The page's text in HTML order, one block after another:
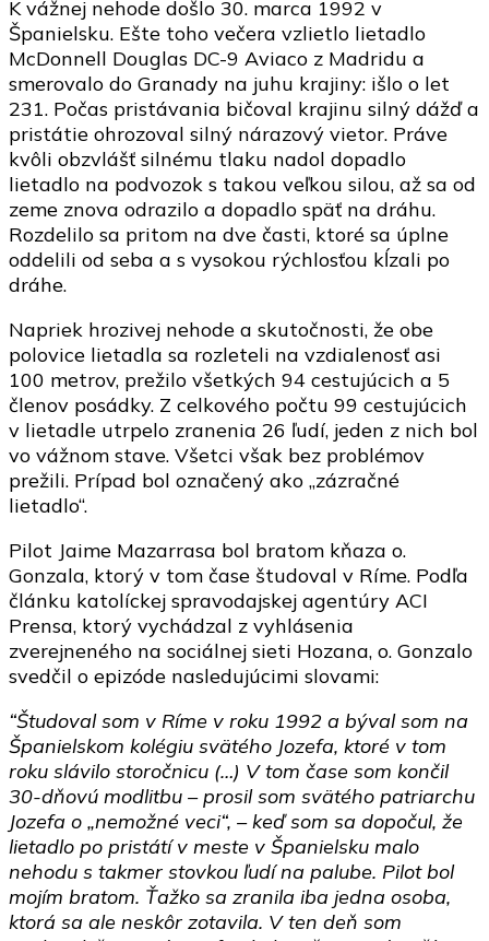
K vážnej nehode došlo 30. marca 1992 v
Španielsku. Ešte toho večera vzlietlo lietadlo
McDonnell Douglas DC-9 Aviaco z Madridu a
smerovalo do Granady na juhu krajiny: išlo o let
231. Počas pristávania bičoval krajinu silný dážď a
pristátie ohrozoval silný nárazový vietor. Práve
kvôli obzvlášť silnému tlaku nadol dopadlo
lietadlo na podvozok s takou veľkou silou, až sa od
zeme znova odrazilo a dopadlo späť na dráhu.
Rozdelilo sa pritom na dve časti, ktoré sa úplne
oddelili od seba a s vysokou rýchlosťou kĺzali po
dráhe.
Napriek hrozivej nehode a skutočnosti, že obe
polovice lietadla sa rozleteli na vzdialenosť asi
100 metrov, prežilo všetkých 94 cestujúcich a 5
členov posádky. Z celkového počtu 99 cestujúcich
v lietadle utrpelo zranenia 26 ľudí, jeden z nich bol
vo vážnom stave. Všetci však bez problémov
prežili. Prípad bol označený ako „zázračné
lietadlo“.
Pilot Jaime Mazarrasa bol bratom kňaza o.
Gonzala, ktorý v tom čase študoval v Ríme. Podľa
článku katolíckej spravodajskej agentúry ACI
Prensa, ktorý vychádzal z vyhlásenia
zverejneného na sociálnej sieti Hozana, o. Gonzalo
svedčil o epizóde nasledujúcimi slovami:
“Študoval som v Ríme v roku 1992 a býval som na
Španielskom kolégiu svätého Jozefa, ktoré v tom
roku slávilo storočnicu (…) V tom čase som končil
30-dňovú modlitbu – prosil som svätého patriarchu
Jozefa o „nemožné veci“, – keď som sa dopočul, že
lietadlo po pristátí v meste v Španielsku malo
nehodu s takmer stovkou ľudí na palube. Pilot bol
mojím bratom. Ťažko sa zranila iba jedna osoba,
ktorá sa ale neskôr zotavila. V ten deň som